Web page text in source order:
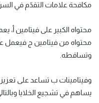
مكافحة علامات التقدّم في
محتواه الكبير على فيتامين أ،
محتواه من فيتامين ج فيعمل
وتساقطه.
وفيتامينات ب تساعد على
يساهم في تشجيع الخلايا